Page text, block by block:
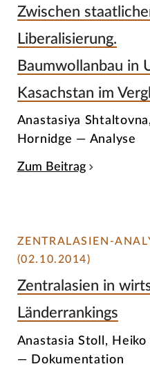
Zwischen
Liberalisierung.
Baumwollanbau in
Kasachstan im
Anastasiya
Hornidge — Analyse
Zum Beitrag
ZENTRALASIEN-
(02.10.2014)
Zentralasien in
Länderrankings
Anastasia Stoll, Heiko
— Dokumentation